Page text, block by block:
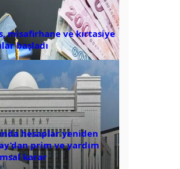
misafirhane ve kırtasiye
başladı
hesaplar yeniden
prim ve yardım
karar